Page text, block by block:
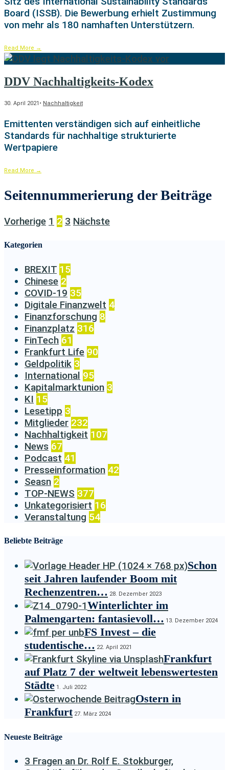
Board (ISSB). Die Bewerbung erhielt Zustimmung
von mehr als 180 namhaften Unterstützern.
Read More →
DDV Nachhaltigkeits-Kodex
30. April 2021 • Nachhaltigkeit
Emittenten verständigen sich auf einheitliche
Standards für nachhaltige strukturierte
Wertpapiere
Read More →
Seitennummerierung der Beiträge
Vorherige 1 2 3 Nächste
Kategorien
BREXIT 15
Chinese 2
COVID-19 35
Digitale Finanzwelt 4
Finanzforschung 8
Finanzplatz 316
FinTech 61
Frankfurt Life 90
Geldpolitik 3
International 95
Kapitalmarktunion 3
KI 15
Lesetipp 3
Mitglieder 232
Nachhaltigkeit 107
News 67
Podcast 41
Presseinformation 42
Seasn 2
TOP-NEWS 377
Unkategorisiert 16
Veranstaltung 54
Beliebte Beiträge
Schon
seit Jahren laufender Boom mit
Rechenzentren… 28. Dezember 2023
Winterlichter im
Palmengarten: fantasievoll… 13. Dezember 2024
FS Invest – die
studentische… 22. April 2021
Frankfurt
auf Platz 7 der weltweit lebenswertesten
Städte 1. Juli 2022
Ostern in
Frankfurt27. März 2024
Neueste Beiträge
3 Fragen an Dr. Rolf E. Stokburger,